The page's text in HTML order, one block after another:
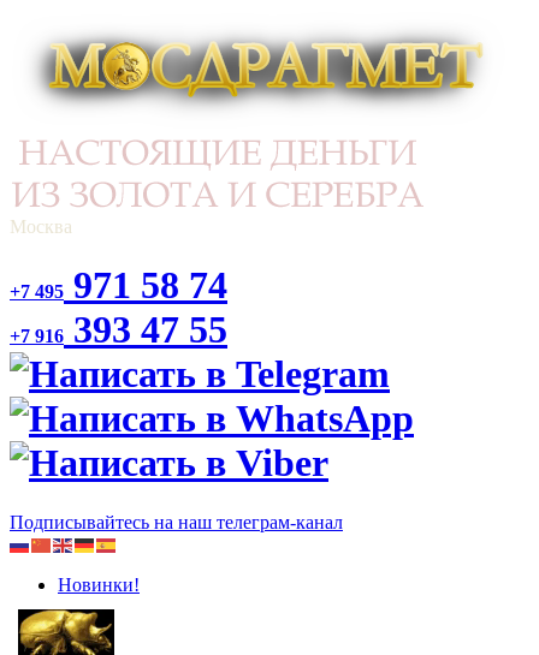
Москва
+7 495 971 58 74
+7 916 393 47 55
Подписывайтесь на наш телеграм-канал
Новинки!